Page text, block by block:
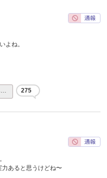
よね。
… 275
力あると思うけどね〜